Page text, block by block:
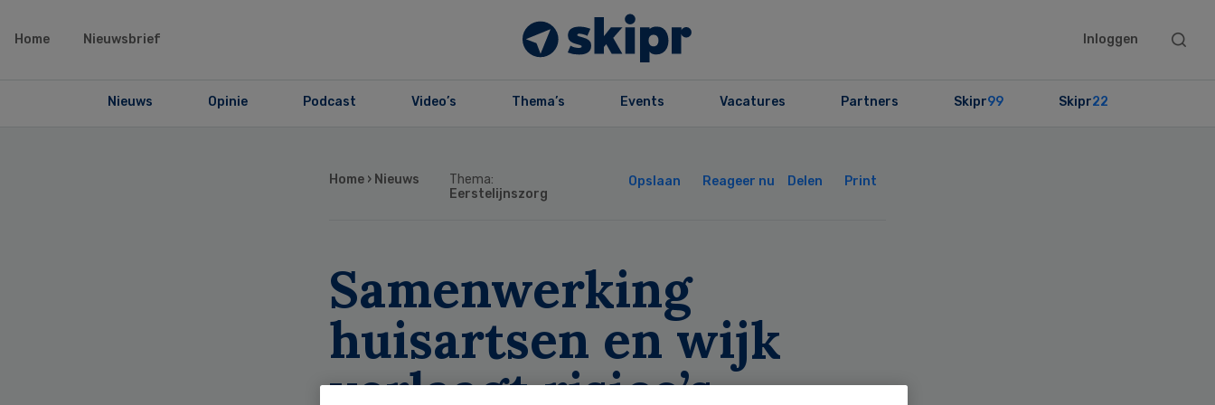
Home Nieuwsbrief Inloggen
Search
Nieuws Opinie Podcast Video’s Thema’s Events Vacatures Partners Skipr99 Skipr22
Home › Nieuws
Thema:
Eerstelijnszorg
Opslaan Reageer nu Delen Print
Samenwerking
huisartsen en wijk
verlaagt risico’s